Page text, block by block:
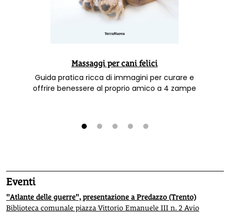
Massaggi per cani felici
Guida pratica ricca di immagini per curare e
offrire benessere al proprio amico a 4 zampe
Eventi
"Atlante delle guerre", presentazione a Predazzo (Trento)
Biblioteca comunale piazza Vittorio Emanuele III n. 2 Avio